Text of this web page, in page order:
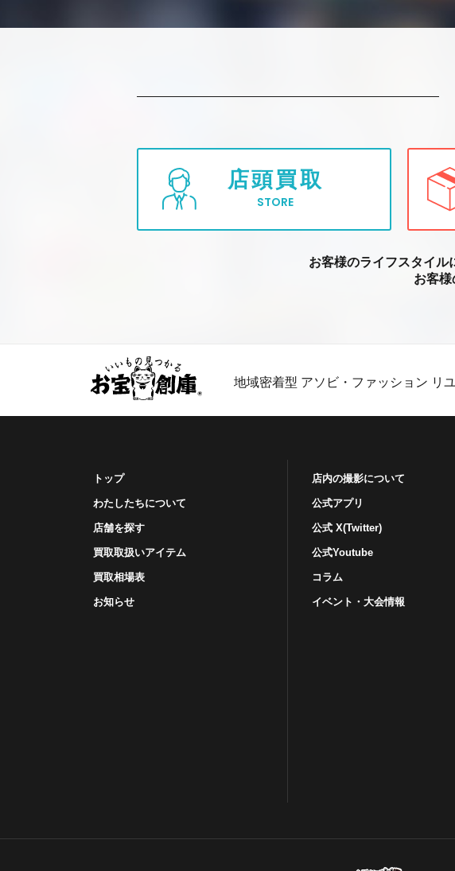
店頭買取
STORE
お客様のライフスタイル
お客様
地域密着型 アソビ・ファッション リ
トップ
わたしたちについて
店舗を探す
買取取扱いアイテム
買取相場表
お知らせ
店内の撮影について
公式アプリ
公式 X(Twitter)
公式Youtube
コラム
イベント・⼤会情報